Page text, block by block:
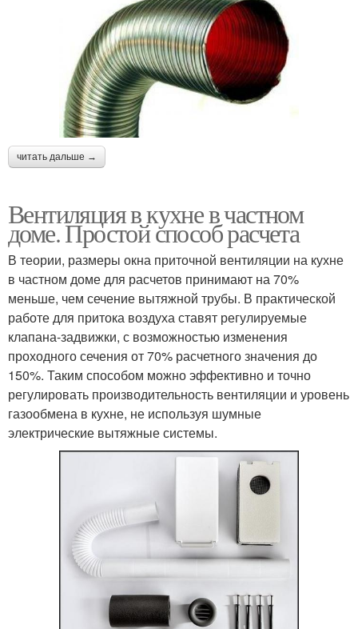
читать дальше →
Вентиляция в кухне в частном
доме. Простой способ расчета
В теории, размеры окна приточной вентиляции на кухне
в частном доме для расчетов принимают на 70%
меньше, чем сечение вытяжной трубы. В практической
работе для притока воздуха ставят регулируемые
клапана-задвижки, с возможностью изменения
проходного сечения от 70% расчетного значения до
150%. Таким способом можно эффективно и точно
регулировать производительность вентиляции и уровень
газообмена в кухне, не используя шумные
электрические вытяжные системы.